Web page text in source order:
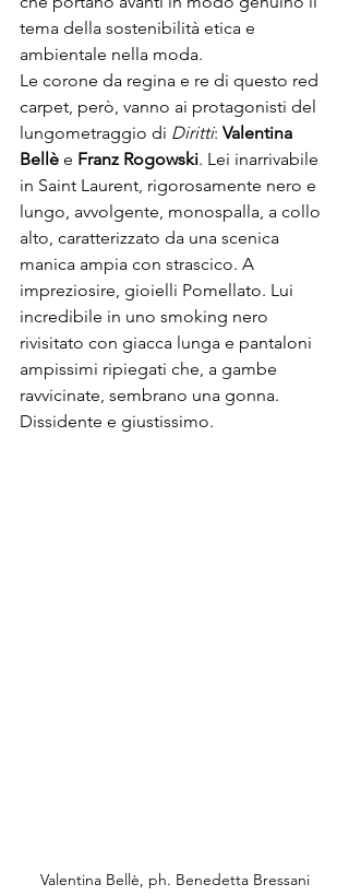
tema della sostenibilità etica e
ambientale nella moda.
Le corone da regina e re di questo red
carpet, però, vanno ai protagonisti del
lungometraggio di Diritti: Valentina
Bellè e Franz Rogowski. Lei inarrivabile
in Saint Laurent, rigorosamente nero e
lungo, avvolgente, monospalla, a collo
alto, caratterizzato da una scenica
manica ampia con strascico. A
impreziosire, gioielli Pomellato. Lui
incredibile in uno smoking nero
rivisitato con giacca lunga e pantaloni
ampissimi ripiegati che, a gambe
ravvicinate, sembrano una gonna.
Dissidente e giustissimo.
Valentina Bellè, ph. Benedetta Bressani